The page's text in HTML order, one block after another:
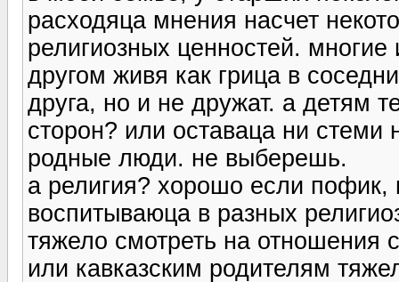
расходяца мнения насчет
религиозных ценностей.
другом живя как грица в
друга, но и не дружат. а детям
сторон? или оставаца ни стеми
родные люди. не выберешь.
а религия? хорошо если пофик,
воспитываюца в разных
тяжело смотреть на отношения
или кавказским родителям